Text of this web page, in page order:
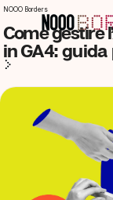
NOOO Borders
Come gestire
in GA4: